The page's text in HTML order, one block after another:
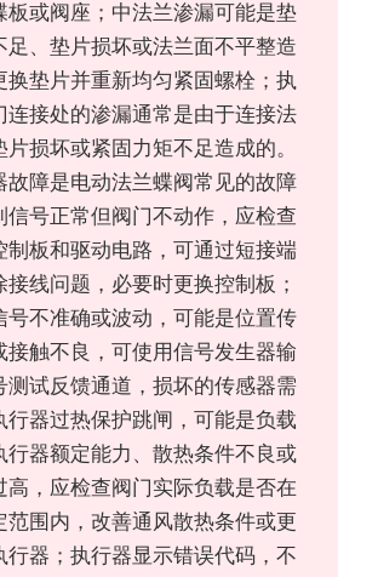
板或阀座；中法兰渗漏可能是垫
足、垫片损坏或法兰面不平整造
换垫片并重新均匀紧固螺栓；执
连接处的渗漏通常是由于连接法
片损坏或紧固力矩不足造成的。
故障是电动法兰蝶阀常见的故障
信号正常但阀门不动作，应检查
制板和驱动电路，可通过短接端
接线问题，必要时更换控制板；
号不准确或波动，可能是位置传
接触不良，可使用信号发生器输
测试反馈通道，损坏的传感器需
行器过热保护跳闸，可能是负载
行器额定能力、散热条件不良或
高，应检查阀门实际负载是否在
范围内，改善通风散热条件或更
行器；执行器显示错误代码，不